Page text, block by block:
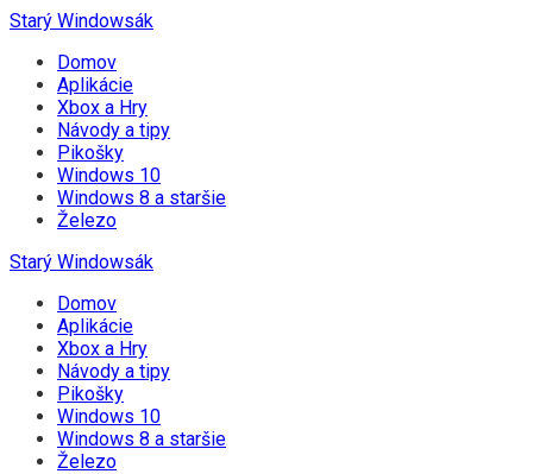
Starý Windowsák
Domov
Aplikácie
Xbox a Hry
Návody a tipy
Pikošky
Windows 10
Windows 8 a staršie
Železo
Starý Windowsák
Domov
Aplikácie
Xbox a Hry
Návody a tipy
Pikošky
Windows 10
Windows 8 a staršie
Železo